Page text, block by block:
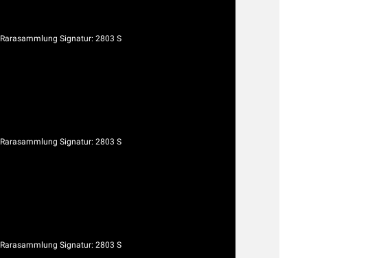
Rarasammlung Signatur: 2803 S
Rarasammlung Signatur: 2803 S
Rarasammlung Signatur: 2803 S